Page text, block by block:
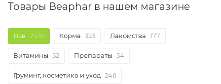
Товары Beaphar в нашем магазине
Все 7435 Корма 323 Лакомства 177
Витамины 52 Препараты 54
Груминг, косметика и уход 246